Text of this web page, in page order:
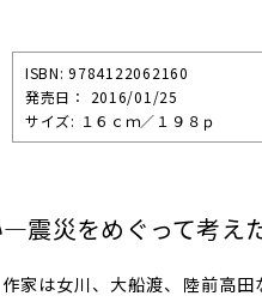
ISBN: 9784122062160
発売⽇： 2016/01/25
サイズ: １６ｃｍ／１９８ｐ
―震災をめぐって考
家は女川、大船渡、陸前高田